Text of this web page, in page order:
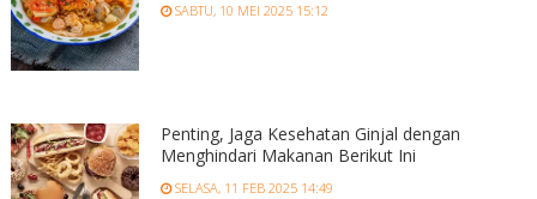
SABTU, 10 MEI 2025 15:12
Penting, Jaga Kesehatan Ginjal dengan
Menghindari Makanan Berikut Ini
SELASA, 11 FEB 2025 14:49